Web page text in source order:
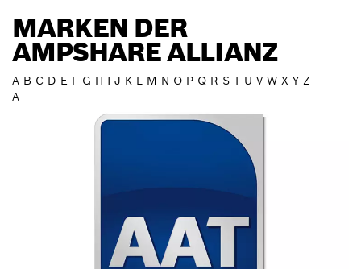
MARKEN DER
AMPSHARE ALLIANZ
A B C D E F G H I J K L M N O P Q R S T U V W X Y Z
A